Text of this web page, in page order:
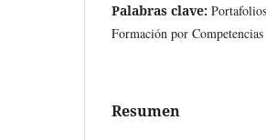
Palabras clave:
Formación por
Resumen